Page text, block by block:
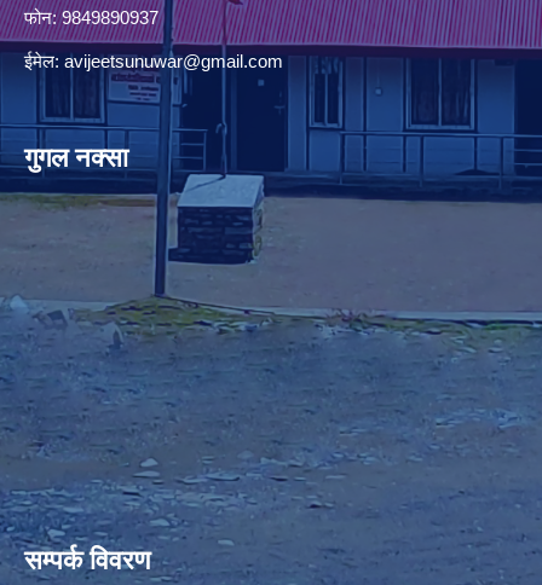
फोन: 9849890937
ईमेल: avijeetsunuwar@gmail.com
गुगल नक्सा
premium bootstrap themes
सम्पर्क विवरण